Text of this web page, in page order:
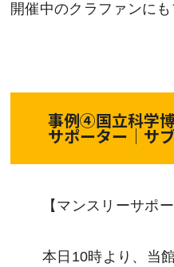
開催中のクラファンに
事例④国立科学
サポーター｜サ
【マンスリーサポ
本日10時より、当